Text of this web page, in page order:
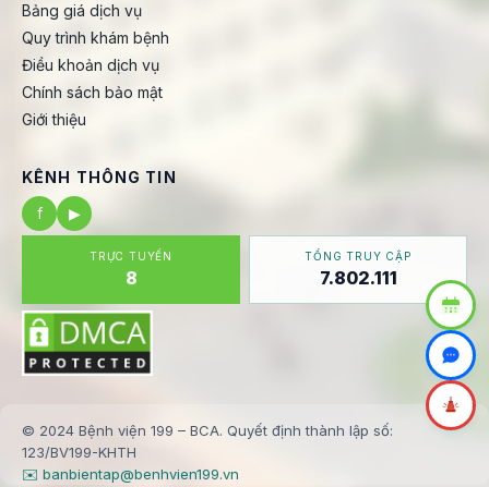
Bảng giá dịch vụ
Quy trình khám bệnh
Điều khoản dịch vụ
Chính sách bảo mật
Giới thiệu
KÊNH THÔNG TIN
f
▶
TRỰC TUYẾN
8
TỔNG TRUY CẬP
7.802.111
© 2024 Bệnh viện 199 – BCA. Quyết định thành lập số:
123/BV199-KHTH
✉️ banbientap@benhvien199.vn